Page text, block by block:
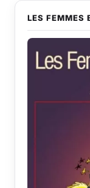
LES FEMMES